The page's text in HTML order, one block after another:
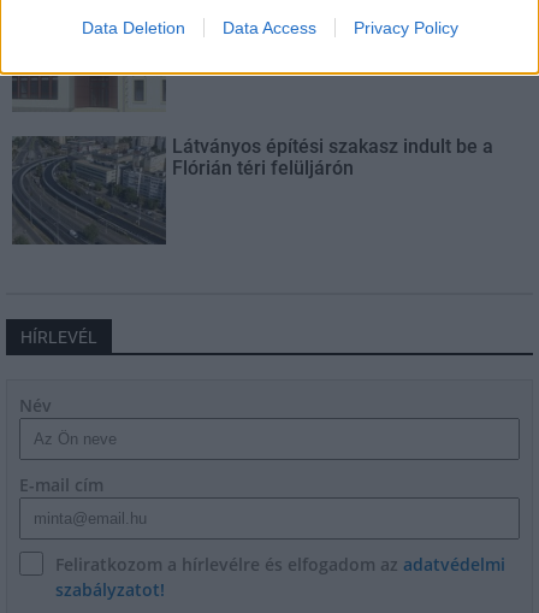
Data Deletion Data Access Privacy Policy
Másfélszeresére bővítik
Hódmezővásárhely jó hírű református
Látványos építési szakasz indult be a
Flórián téri felüljárón
HÍRLEVÉL
Név
E-mail cím
Feliratkozom a hírlevélre és elfogadom az adatvédelmi
szabályzatot!